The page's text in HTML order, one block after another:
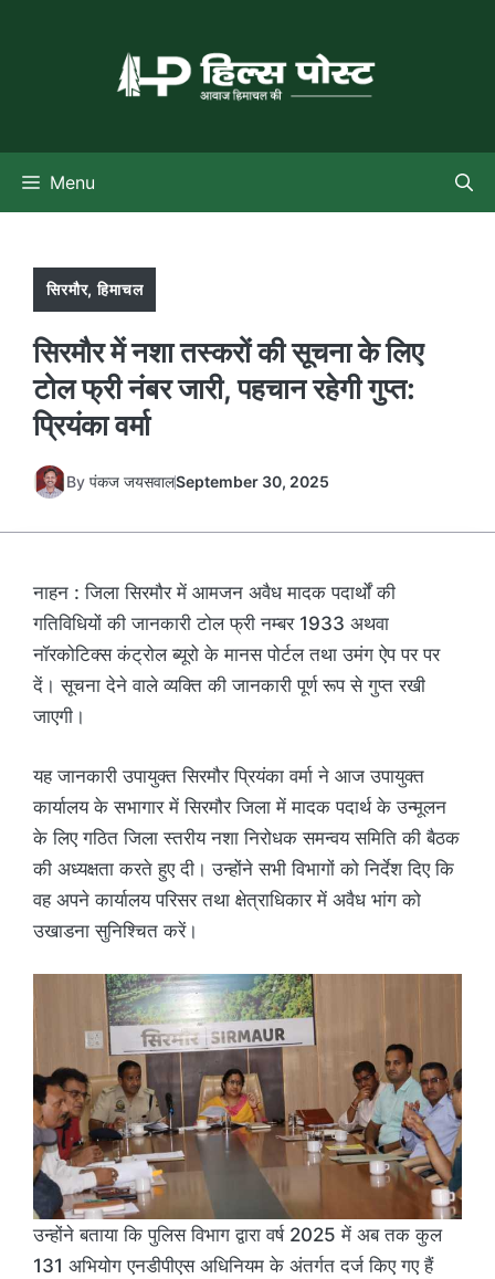
Menu
सिरमौर,हिमाचल
सिरमौर में नशा तस्करों की सूचना के लिए
टोल फ्री नंबर जारी, पहचान रहेगी गुप्त:
प्रियंका वर्मा
By पंकज जयसवालSeptember 30, 2025
नाहन : जिला सिरमौर में आमजन अवैध मादक पदार्थों की
गतिविधियों की जानकारी टोल फ्री नम्बर 1933 अथवा
नॉरकोटिक्स कंट्रोल ब्यूरो के मानस पोर्टल तथा उमंग ऐप पर पर
दें। सूचना देने वाले व्यक्ति की जानकारी पूर्ण रूप से गुप्त रखी
जाएगी।
यह जानकारी उपायुक्त सिरमौर प्रियंका वर्मा ने आज उपायुक्त
कार्यालय के सभागार में सिरमौर जिला में मादक पदार्थ के उन्मूलन
के लिए गठित जिला स्तरीय नशा निरोधक समन्वय समिति की बैठक
की अध्यक्षता करते हुए दी। उन्होंने सभी विभागों को निर्देश दिए कि
वह अपने कार्यालय परिसर तथा क्षेत्राधिकार में अवैध भांग को
उखाडना सुनिश्चित करें।
उन्होंने बताया कि पुलिस विभाग द्वारा वर्ष 2025 में अब तक कुल
131 अभियोग एनडीपीएस अधिनियम के अंतर्गत दर्ज किए गए हैं